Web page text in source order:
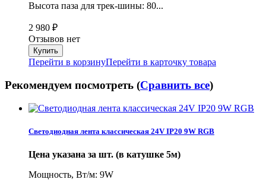
Высота паза для трек-шины: 80...
2 980 ₽
Отзывов нет
Перейти в корзинуПерейти в карточку товара
Рекомендуем посмотреть (Сравнить все)
Светодиодная лента классическая 24V IP20 9W RGB
Цена указана за шт. (в катушке 5м)
Мощность, Вт/м: 9W